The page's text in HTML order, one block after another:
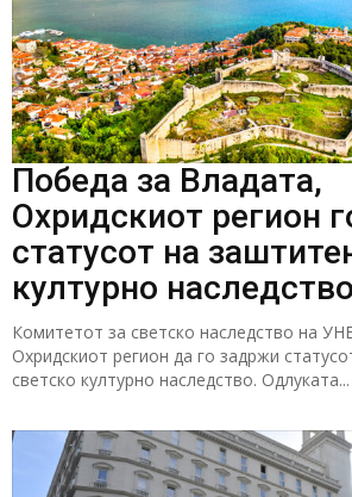
Победа за Владата,
Охридскиот регион
статусот на
културно наследство
Комитетот за светско наследство на
Охридскиот регион да го задржи
светско културно наследство. Одлуката...